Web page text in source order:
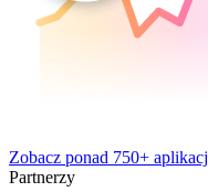
Zobacz ponad 750+
Partnerzy